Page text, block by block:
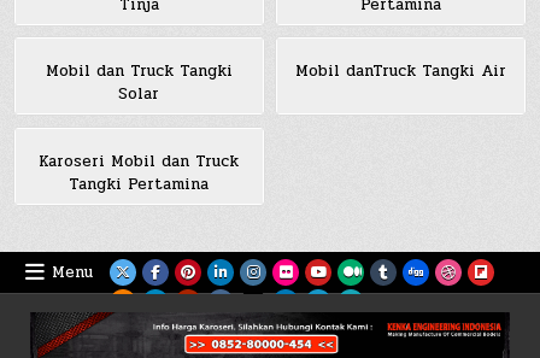
Mobil dan Truck Tangki
Solar
Mobil danTruck Tangki Air
Karoseri Mobil dan Truck
Tangki Pertamina
Menu